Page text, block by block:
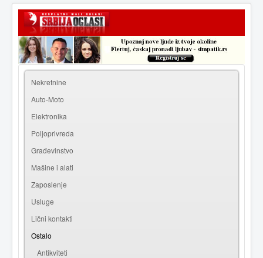
| Registracija
Nekretnine
Auto-Moto
Elektronika
Poljoprivreda
Građevinstvo
Mašine i alati
Zaposlenje
Usluge
Lični kontakti
Ostalo
Antikviteti